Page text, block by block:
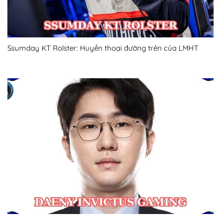
Ssumday KT Rolster: Huyền thoại đường trên của LMHT